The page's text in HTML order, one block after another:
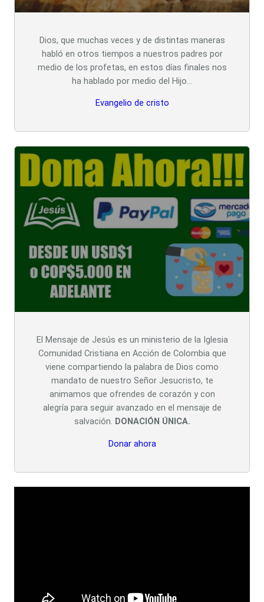
Dios, que muchas veces y de distintas maneras
habló en otros tiempos a nuestros padres por
medio de los profetas, en estos días finales nos
ha hablado por medio del Hijo…
Evangelio de cristo
El Mensaje de Jesús es un ministerio de la Iglesia
Comunidad Cristiana en Acción de Colombia que
viene compartiendo la palabra de Dios como
mandato de nuestro Señor Jesucristo, te
animamos que ofrendes de corazón y con
alegría para seguir avanzado en el mensaje de
salvación. DONACIÓN ÚNICA.
Donar ahora